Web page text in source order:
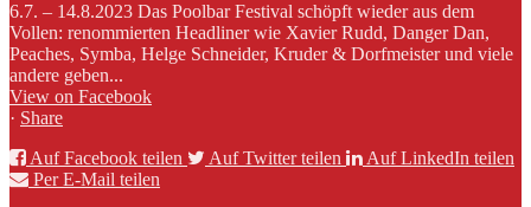
6.7. – 14.8.2023 Das Poolbar Festival schöpft wieder aus dem
Vollen: renommierten Headliner wie Xavier Rudd, Danger Dan,
Peaches, Symba, Helge Schneider, Kruder & Dorfmeister und viele
andere geben...
View on Facebook
· Share
Auf Facebook teilen
Auf Twitter teilen
Auf LinkedIn teilen
Per E-Mail teilen